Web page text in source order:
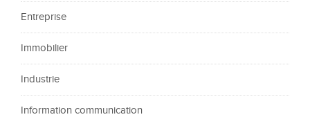
Entreprise
Immobilier
Industrie
Information communication